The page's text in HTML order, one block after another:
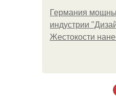
Германия
индустрии
Жестокости